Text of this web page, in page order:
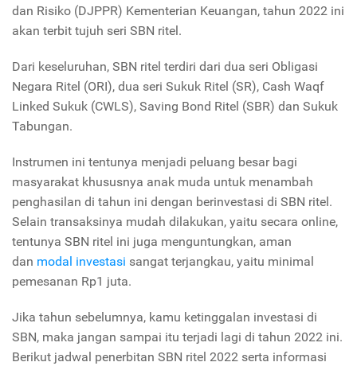
dan Risiko (DJPPR) Kementerian Keuangan, tahun 2022 ini
akan terbit tujuh seri SBN ritel.
Dari keseluruhan, SBN ritel terdiri dari dua seri Obligasi
Negara Ritel (ORI), dua seri Sukuk Ritel (SR), Cash Waqf
Linked Sukuk (CWLS), Saving Bond Ritel (SBR) dan Sukuk
Tabungan.
Instrumen ini tentunya menjadi peluang besar bagi
masyarakat khususnya anak muda untuk menambah
penghasilan di tahun ini dengan berinvestasi di SBN ritel.
Selain transaksinya mudah dilakukan, yaitu secara online,
tentunya SBN ritel ini juga menguntungkan, aman
dan modal investasi sangat terjangkau, yaitu minimal
pemesanan Rp1 juta.
Jika tahun sebelumnya, kamu ketinggalan investasi di
SBN, maka jangan sampai itu terjadi lagi di tahun 2022 ini.
Berikut jadwal penerbitan SBN ritel 2022 serta informasi